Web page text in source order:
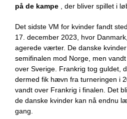
på de kampe , der bliver spillet i
Det sidste VM for kvinder fandt
17. december 2023, hvor
agerede værter. De danske
semifinalen mod Norge, men
over Sverige. Frankrig tog guldet,
dermed fik hævn fra turneringen i
vandt over Frankrig i finalen. Det
de danske kvinder kan nå endnu
gang.